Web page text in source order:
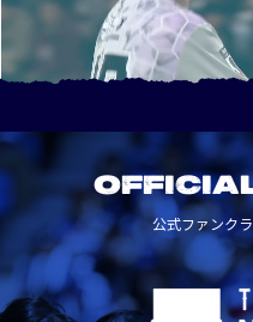
公式ファンク